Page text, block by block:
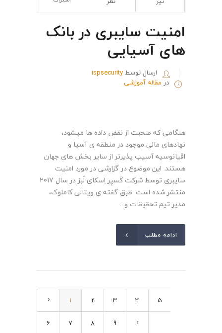
امنیت سایبری در بانک
های آسیایی
ارسال توسط ispsecurity
در مقاله آموزشی
هنگامی که صحبت از نقض داده ها میشود،
نهادهای مالی موجود در منطقه ی آسیا و
اقیانوسیه آسیب پذیرتر از سایر بخش های جهان
هستند. این موضوع در گزارشی در مورد امنیت
سایبری توسط شرکت کَسپِر اِسکای لَبز در سال 2017
منتشر شده است. طبق گفته ی ویتالی کاملوک،
مدیر تیم تحقیقات و...
ادامه مطلب
1 2 3 4 5
6 7 8 9